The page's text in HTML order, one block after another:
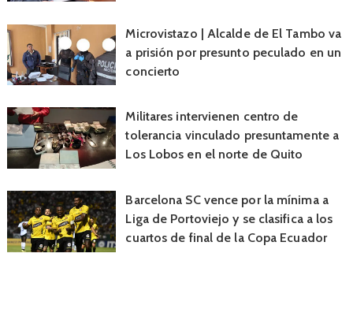
Microvistazo | Alcalde de El Tambo va
a prisión por presunto peculado en un
concierto
Militares intervienen centro de
tolerancia vinculado presuntamente a
Los Lobos en el norte de Quito
Barcelona SC vence por la mínima a
Liga de Portoviejo y se clasifica a los
cuartos de final de la Copa Ecuador